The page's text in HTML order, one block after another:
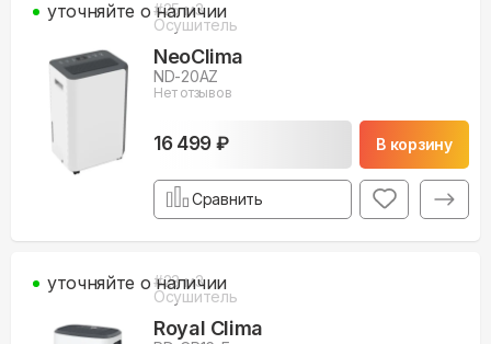
#25м3
Осушитель
NeoClima
ND-20AZ
Нет отзывов
16 499 ₽ В корзину
уточняйте о наличии
Сравнить
#23м3
Осушитель
Royal Clima
уточняйте о наличии